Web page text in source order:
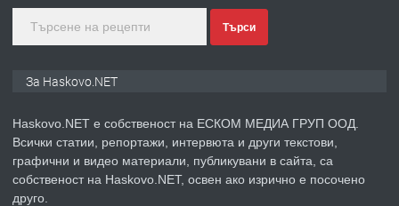
преди 4 дни
ПРЕДЛАГА
Продавам парцел в гр. Хасково кв.
Търси
За Haskovo.NET
Haskovo.NET е собственост на ЕСКОМ МЕДИА ГРУП ООД.
Всички статии, репортажи, интервюта и други текстови,
графични и видео материали, публикувани в сайта, са
собственост на Haskovo.NET, освен ако изрично е посочено
друго.